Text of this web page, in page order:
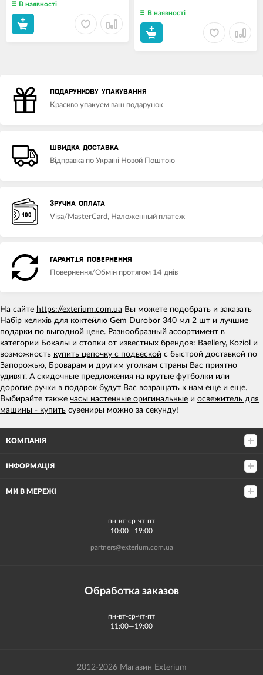
В наявності
В наявності
ПОДАРУНКОВУ УПАКУВАННЯ
Красиво упакуем ваш подарунок
ШВИДКА ДОСТАВКА
Відправка по Україні Новой Поштою
ЗРУЧНА ОПЛАТА
Visa/MasterCard, Наложенный платеж
ГАРАНТІЯ ПОВЕРНЕННЯ
Повернення/Обмін протягом 14 днів
На сайте https://exterium.com.ua Вы можете подобрать и заказать
Набір келихів для коктейлю Gem Durobor 340 мл 2 шт и лучшие
подарки по выгодной цене. Разнообразный ассортимент в
категории Бокалы и стопки от известных брендов: Baellery, Koziol и
возможность купить цепочку с подвеской с быстрой доставкой по
Запорожью, Броварам и другим уголкам страны Вас приятно
удивят. А скидочные предложения на крутые футболки или
дорогие ручки в подарок будут Вас возращать к нам еще и еще.
Выбирайте также часы настенные оригинальные и освежитель для
машины - купить сувениры можно за секунду!
КОМПАНІЯ
ІНФОРМАЦІЯ
МИ В МЕРЕЖІ
пн-вт-ср-чт-пт
10:00—19:00
partners@exterium.com.ua
Обработка заказов
пн-вт-ср-чт-пт
11:00—19:00
2012-2026 Магазин Exterium